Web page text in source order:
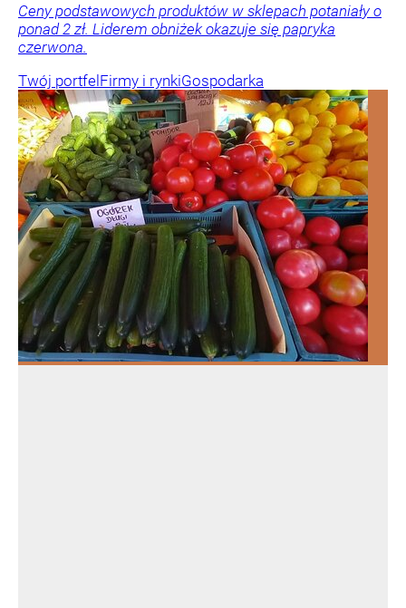
Ceny podstawowych produktów w sklepach potaniały o
ponad 2 zł. Liderem obniżek okazuje się papryka
czerwona.
Twój portfelFirmy i rynkiGospodarka